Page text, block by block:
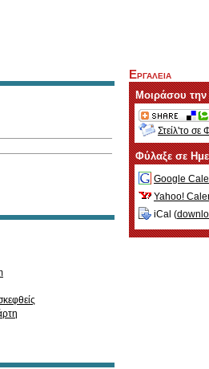
Εργαλεια
Μοιράσου
Στείλ'το σε
Φύλαξε σε
Google
Yahoo!
iCal (